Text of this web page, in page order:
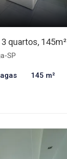
quartos, 145m²
SP
145 m²